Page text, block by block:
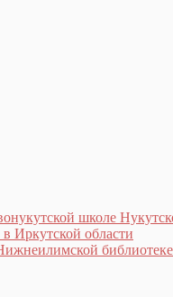
школе
Иркутской области
библиотеке